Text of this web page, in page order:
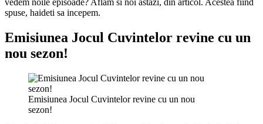
vedem noile episoade? Aflam si noi astazi, din articol. Acestea fiind
spuse, haideti sa incepem.
Emisiunea Jocul Cuvintelor revine cu un
nou sezon!
Emisiunea Jocul Cuvintelor revine cu un nou
sezon!